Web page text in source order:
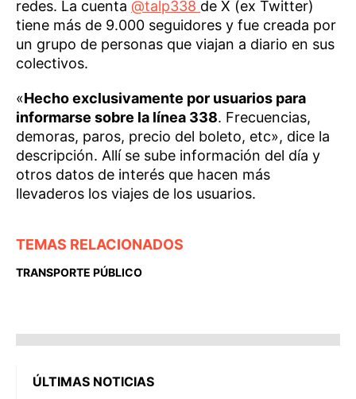
redes. La cuenta @talp338 de X (ex Twitter)
tiene más de 9.000 seguidores y fue creada por
un grupo de personas que viajan a diario en sus
colectivos.
«Hecho exclusivamente por usuarios para
informarse sobre la línea 338. Frecuencias,
demoras, paros, precio del boleto, etc», dice la
descripción. Allí se sube información del día y
otros datos de interés que hacen más
llevaderos los viajes de los usuarios.
TEMAS RELACIONADOS
TRANSPORTE PÚBLICO
ÚLTIMAS NOTICIAS